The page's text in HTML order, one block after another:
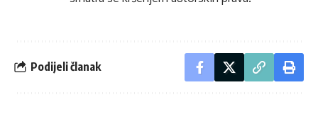
Podijeli članak